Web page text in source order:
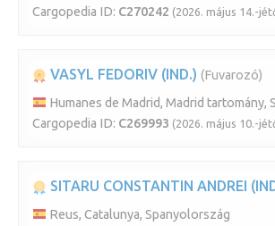
Cargopedia ID: C270242 (2026. május 14.-
VASYL FEDORIV (IND.) (Fuvarozó)
Humanes de Madrid, Madrid tartomány,
Cargopedia ID: C269993 (2026. május 10.-
SITARU CONSTANTIN ANDREI
Reus, Catalunya, Spanyolország